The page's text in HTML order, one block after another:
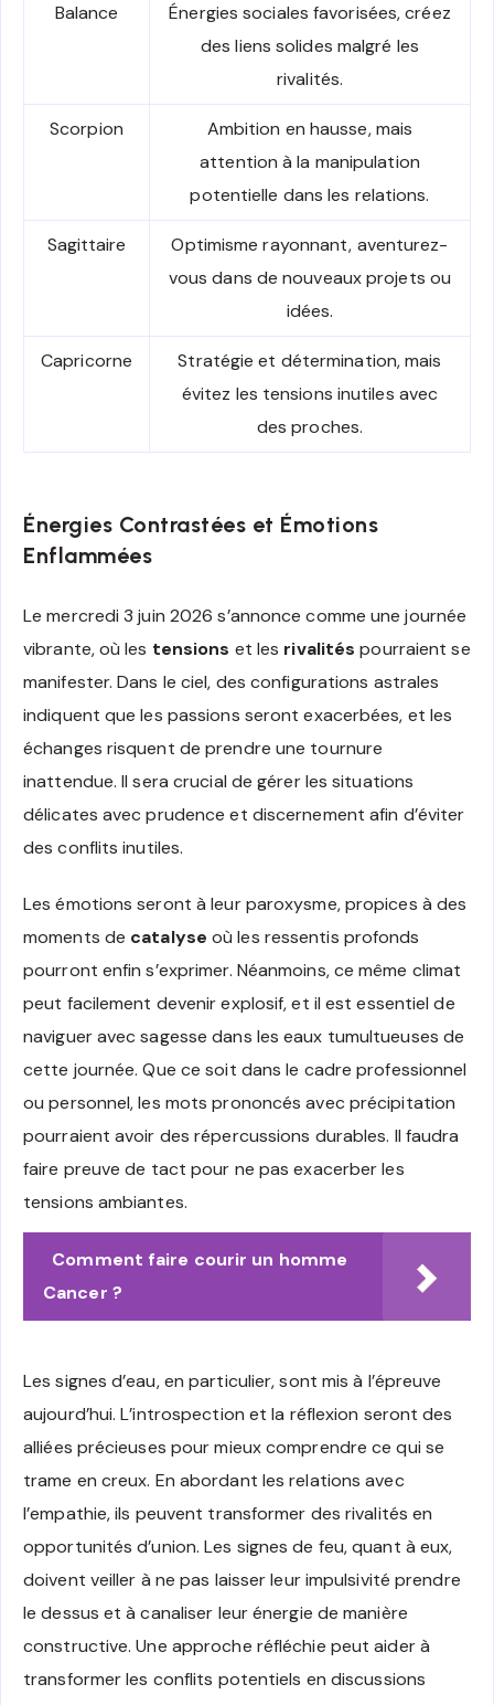
Balance
Énergies sociales favorisées, créez
des liens solides malgré les
rivalités.
Scorpion
Ambition en hausse, mais
attention à la manipulation
potentielle dans les relations.
Sagittaire
Optimisme rayonnant, aventurez-
vous dans de nouveaux projets ou
idées.
Capricorne
Stratégie et détermination, mais
évitez les tensions inutiles avec
des proches.
Énergies Contrastées et Émotions
Enflammées
Le mercredi 3 juin 2026 s’annonce comme une journée
vibrante, où les tensions et les rivalités pourraient se
manifester. Dans le ciel, des configurations astrales
indiquent que les passions seront exacerbées, et les
échanges risquent de prendre une tournure
inattendue. Il sera crucial de gérer les situations
délicates avec prudence et discernement afin d’éviter
des conflits inutiles.
Les émotions seront à leur paroxysme, propices à des
moments de catalyse où les ressentis profonds
pourront enfin s’exprimer. Néanmoins, ce même climat
peut facilement devenir explosif, et il est essentiel de
naviguer avec sagesse dans les eaux tumultueuses de
cette journée. Que ce soit dans le cadre professionnel
ou personnel, les mots prononcés avec précipitation
pourraient avoir des répercussions durables. Il faudra
faire preuve de tact pour ne pas exacerber les
tensions ambiantes.
Comment faire courir un homme
Cancer ?
Les signes d’eau, en particulier, sont mis à l’épreuve
aujourd’hui. L’introspection et la réflexion seront des
alliées précieuses pour mieux comprendre ce qui se
trame en creux. En abordant les relations avec
l’empathie, ils peuvent transformer des rivalités en
opportunités d’union. Les signes de feu, quant à eux,
doivent veiller à ne pas laisser leur impulsivité prendre
le dessus et à canaliser leur énergie de manière
constructive. Une approche réfléchie peut aider à
transformer les conflits potentiels en discussions